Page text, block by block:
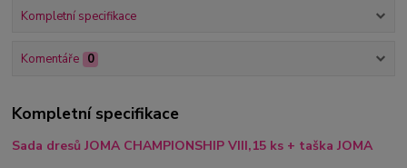
Kompletní specifikace
Komentáře 0
Kompletní specifikace
Sada dresů JOMA CHAMPIONSHIP VIII,15 ks + taška JOMA